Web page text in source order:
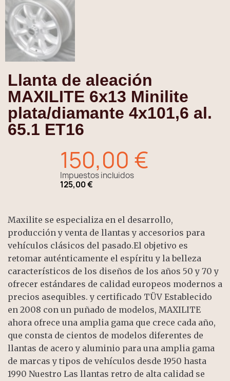
Llanta de aleación
MAXILITE 6x13 Minilite
plata/diamante 4x101,6 al.
65.1 ET16
150,00 €
Impuestos incluidos
125,00 €
Maxilite se especializa en el desarrollo,
producción y venta de llantas y accesorios para
vehículos clásicos del pasado.El objetivo es
retomar auténticamente el espíritu y la belleza
característicos de los diseños de los años 50 y 70 y
ofrecer estándares de calidad europeos modernos a
precios asequibles. y certificado TÜV Establecido
en 2008 con un puñado de modelos, MAXILITE
ahora ofrece una amplia gama que crece cada año,
que consta de cientos de modelos diferentes de
llantas de acero y aluminio para una amplia gama
de marcas y tipos de vehículos desde 1950 hasta
1990 Nuestro Las llantas retro de alta calidad se